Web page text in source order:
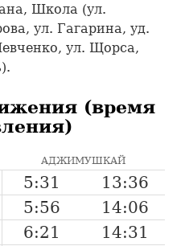
Школа (ул.
ул. Гагарина, уд.
ул. Щорса,
(время
АДЖИМУШКАЙ
5:31
13:36
5:56
14:06
6:21
14:31